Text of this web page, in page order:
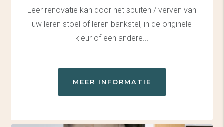
Leer renovatie kan door het spuiten / verven van
uw leren stoel of leren bankstel, in de originele
kleur of een andere...
MEER INFORMATIE